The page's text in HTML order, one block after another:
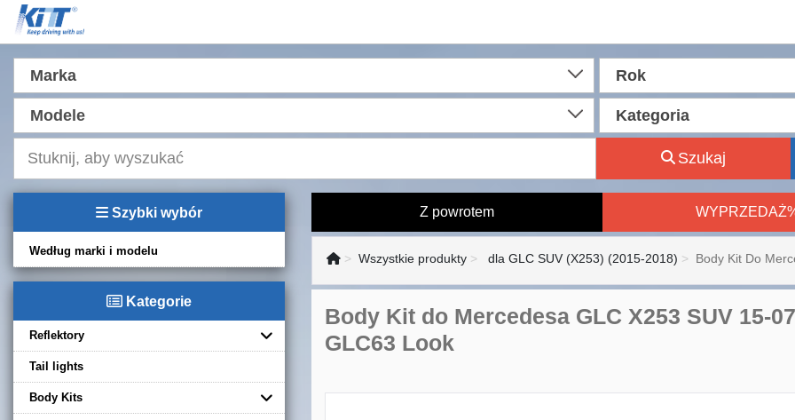
Marka Rok
Modele Kategoria
Szukaj
Szybki wybór
Według marki i modelu
Kategorie
Reflektory
Tail lights
Body Kits
Z powrotem
Wszystkie produkty dla GLC SUV (X253) (2015-2018) Body Kit Do
Body Kit do Mercedesa GLC X253 SUV 15-
GLC63 Look